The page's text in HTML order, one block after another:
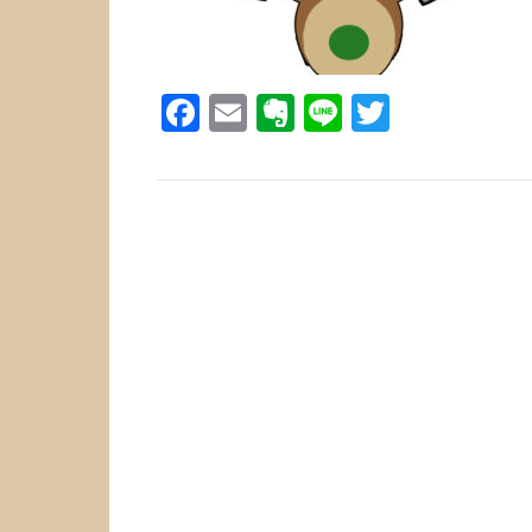
Facebook
EmailEvernote
Line